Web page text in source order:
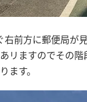
右前方に郵便局が
リますのでその
ます。